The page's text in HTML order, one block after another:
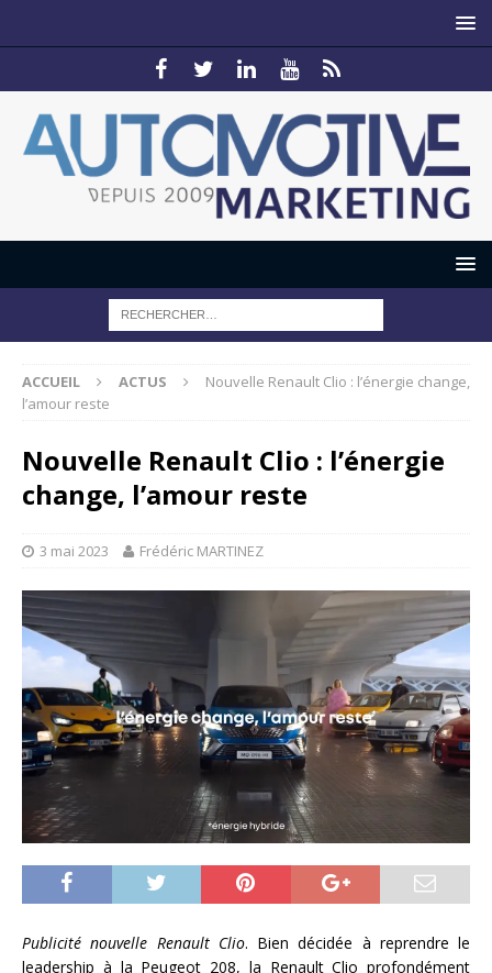
ACCUEIL ACTUS
Nouvelle Renault Clio : l’énergie change,
l’amour reste
Nouvelle Renault Clio : l’énergie
change, l’amour reste
3 mai 2023 Frédéric MARTINEZ
Publicité nouvelle Renault Clio. Bien décidée à reprendre le
leadership à la Peugeot 208, la Renault Clio profondément